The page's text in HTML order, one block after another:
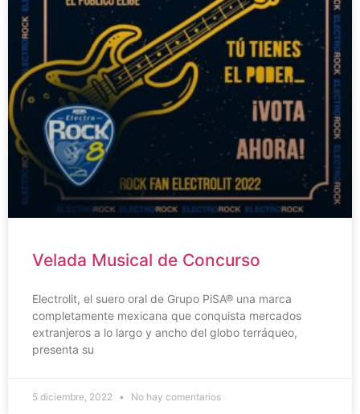
Velada Musical de Concurso
Electrolit, el suero oral de Grupo PiSA® una marca
completamente mexicana que conquista mercados
extranjeros a lo largo y ancho del globo terráqueo,
presenta su
5 diciembre, 2022 No hay comentarios